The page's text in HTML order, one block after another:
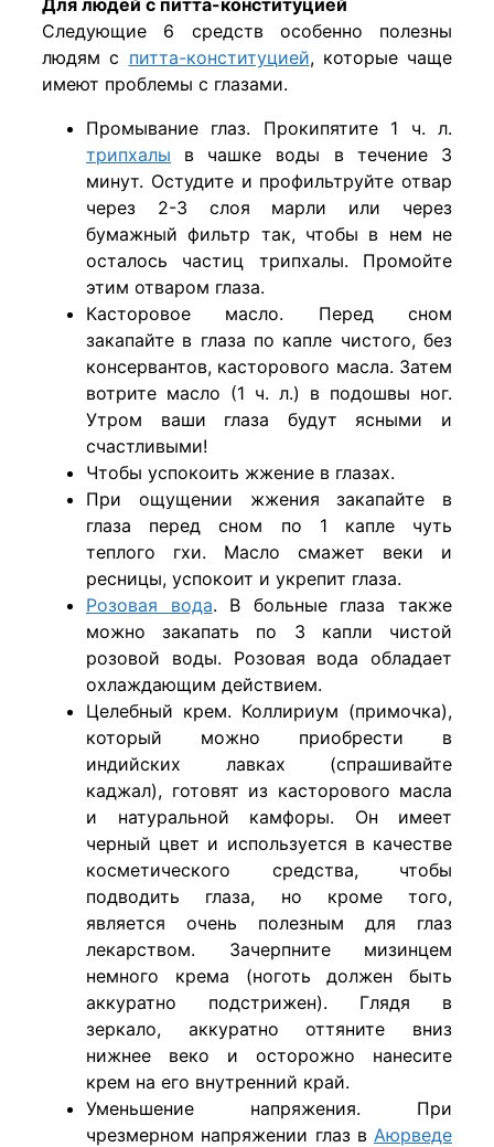
Следующие 6 средств особенно полезны
людям с питта-конституцией, которые чаще
имеют проблемы с глазами.
Промывание глаз. Прокипятите 1 ч. л.
трипхалы в чашке воды в течение 3
минут. Остудите и профильтруйте отвар
через 2-3 слоя марли или через
бумажный фильтр так, чтобы в нем не
осталось частиц трипхалы. Промойте
этим отваром глаза.
Касторовое масло. Перед сном
закапайте в глаза по капле чистого, без
консервантов, касторового масла. Затем
вотрите масло (1 ч. л.) в подошвы ног.
Утром ваши глаза будут ясными и
счастливыми!
Чтобы успокоить жжение в глазах.
При ощущении жжения закапайте в
глаза перед сном по 1 капле чуть
теплого гхи. Масло смажет веки и
ресницы, успокоит и укрепит глаза.
Розовая вода. В больные глаза также
можно закапать по 3 капли чистой
розовой воды. Розовая вода обладает
охлаждающим действием.
Целебный крем. Коллириум (примочка),
который можно приобрести в
индийских лавках (спрашивайте
каджал), готовят из касторового масла
и натуральной камфоры. Он имеет
черный цвет и используется в качестве
косметического средства, чтобы
подводить глаза, но кроме того,
является очень полезным для глаз
лекарством. Зачерпните мизинцем
немного крема (ноготь должен быть
аккуратно подстрижен). Глядя в
зеркало, аккуратно оттяните вниз
нижнее веко и осторожно нанесите
крем на его внутренний край.
Уменьшение напряжения. При
чрезмерном напряжении глаз в Аюрведе